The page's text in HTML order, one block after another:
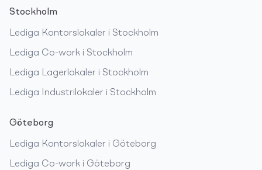
Stockholm
Lediga Kontorslokaler i Stockholm
Lediga Co-work i Stockholm
Lediga Lagerlokaler i Stockholm
Lediga Industrilokaler i Stockholm
Göteborg
Lediga Kontorslokaler i Göteborg
Lediga Co-work i Göteborg